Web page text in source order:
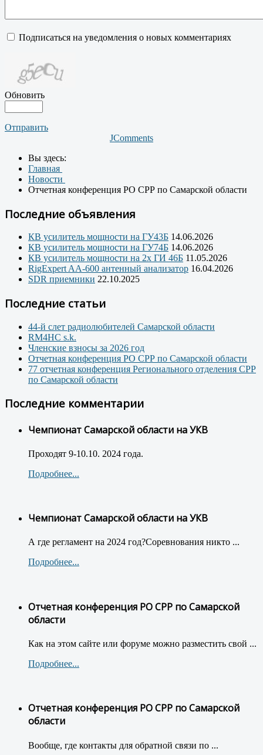
Подписаться на уведомления о новых комментариях
Обновить
Отправить
JComments
Вы здесь:
Главная
Новости
Отчетная конференция РО СРР по Самарской области
Последние объявления
КВ усилитель мощности на ГУ43Б 14.06.2026
КВ усилитель мощности на ГУ74Б 14.06.2026
КВ усилитель мощности на 2х ГИ 46Б 11.05.2026
RigExpert AA-600 антенный анализатор 16.04.2026
SDR приемники 22.10.2025
Последние статьи
44-й слет радиолюбителей Самарской области
RM4HC s.k.
Членские взносы за 2026 год
Отчетная конференция РО СРР по Самарской области
77 отчетная конференция Регионального отделения СРР
по Самарской области
Последние комментарии
Чемпионат Самарской области на УКВ
Проходят 9-10.10. 2024 года.
Подробнее...
Чемпионат Самарской области на УКВ
А где регламент на 2024 год?Соревнования никто ...
Подробнее...
Отчетная конференция РО СРР по Самарской
области
Как на этом сайте или форуме можно разместить свой ...
Подробнее...
Отчетная конференция РО СРР по Самарской
области
Вообще, где контакты для обратной связи по ...